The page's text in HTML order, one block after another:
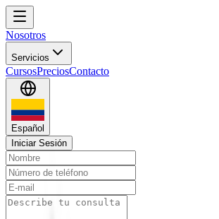
Tincadia
Abrir menú
Nosotros
Servicios
CursosPreciosContacto
Español
Iniciar Sesión